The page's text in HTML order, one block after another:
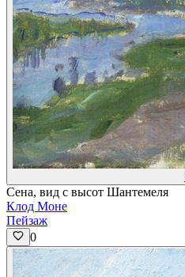
Сена, вид с высот Шантемеля
Клод Моне
Пейзаж
0